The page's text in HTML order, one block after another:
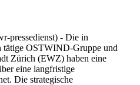
pressedienst) - Die in
tätige OSTWIND-Gruppe und
Zürich (EWZ) haben eine
eine langfristige
Die strategische